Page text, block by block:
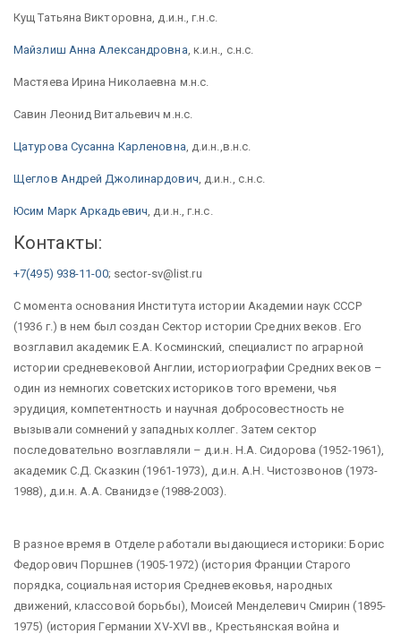
Кущ Татьяна Викторовна,д.и.н., г.н.с.
Майзлиш Анна Александровна, к.и.н., с.н.с.
Мастяева Ирина Николаевна м.н.с.
Савин Леонид Витальевич м.н.с.
Цатурова Сусанна Карленовна, д.и.н.,в.н.с.
Щеглов Андрей Джолинардович, д.и.н., с.н.с.
Юсим Марк Аркадьевич, д.и.н., г.н.с.
Контакты:
+7(495) 938-11-00; sector-sv@list.ru
С момента основания Института истории Академии наук СССР
(1936 г.) в нем был создан Сектор истории Средних веков. Его
возглавил академик Е.А. Косминский, специалист по аграрной
истории средневековой Англии, историографии Средних веков –
один из немногих советских историков того времени, чья
эрудиция, компетентность и научная добросовестность не
вызывали сомнений у западных коллег. Затем сектор
последовательно возглавляли – д.и.н. Н.А. Сидорова (1952-1961),
академик С.Д. Сказкин (1961-1973), д.и.н. А.Н. Чистозвонов (1973-
1988), д.и.н. А.А. Сванидзе (1988-2003).
В разное время в Отделе работали выдающиеся историки: Борис
Федорович Поршнев (1905-1972) (история Франции Старого
порядка, социальная история Средневековья, народных
движений, классовой борьбы), Моисей Менделевич Смирин (1895-
1975) (история Германии XV-XVI вв., Крестьянская война и